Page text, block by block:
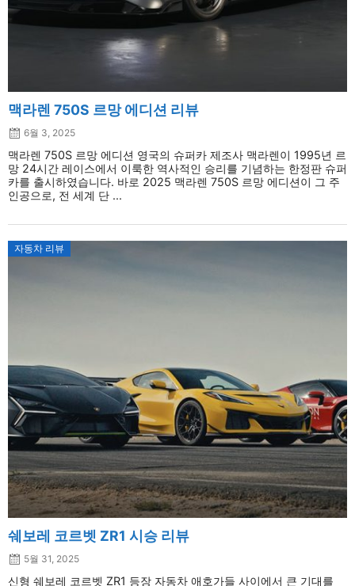
맥라렌 750S 르망 에디션 리뷰
6월 3, 2025
맥라렌 750S 르망 에디션 영국의 슈퍼카 제조사 맥라렌이 1995년 르
망 24시간 레이스에서 이룩한 역사적인 승리를 기념하는 한정판 슈퍼
카를 출시하였습니다. 바로 2025 맥라렌 750S 르망 에디션이 그 주
인공으로, 전 세계 단 ...
자동차 리뷰
쉐보레 코르벳 ZR1 시승 리뷰
5월 31, 2025
신형 쉐보레 코르벳 ZR1 등장 자동차 애호가들 사이에서 큰 기대를